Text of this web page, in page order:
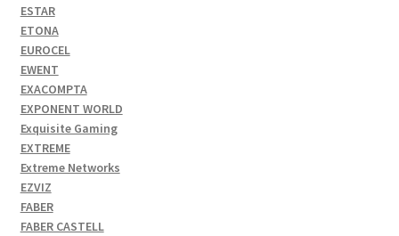
ESTAR
ETONA
EUROCEL
EWENT
EXACOMPTA
EXPONENT WORLD
Exquisite Gaming
EXTREME
Extreme Networks
EZVIZ
FABER
FABER CASTELL